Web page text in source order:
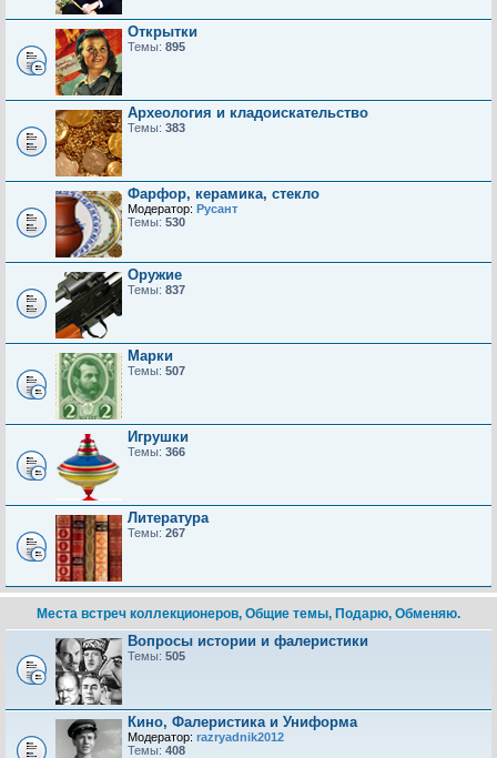
Открытки
Темы: 895
Археология и кладоискательство
Темы: 383
Фарфор, керамика, стекло
Модератор: Русант
Темы: 530
Оружие
Темы: 837
Марки
Темы: 507
Игрушки
Темы: 366
Литература
Темы: 267
Места встреч коллекционеров, Общие темы, Подарю, Обменяю.
Вопросы истории и фалеристики
Темы: 505
Кино, Фалеристика и Униформа
Модератор: razryadnik2012
Темы: 408